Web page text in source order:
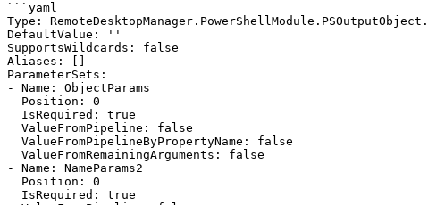
```yaml
Type:
DefaultValue: ''
SupportsWildcards: false
Aliases: []
ParameterSets:
- Name: ObjectParams
- Name: NameParams2